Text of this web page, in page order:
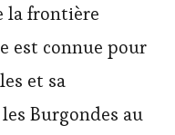
la frontière
est connue pour
et sa
Burgondes au